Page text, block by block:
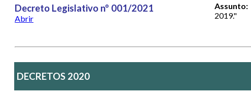
Decreto Legislativo nº 001/2021
Abrir
Assunto:
2019."
DECRETOS 2020